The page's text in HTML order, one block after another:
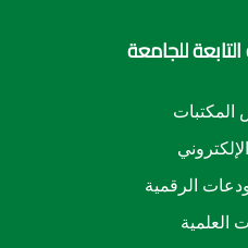
للجامعة
المكتبات
الرقمية
العلمية